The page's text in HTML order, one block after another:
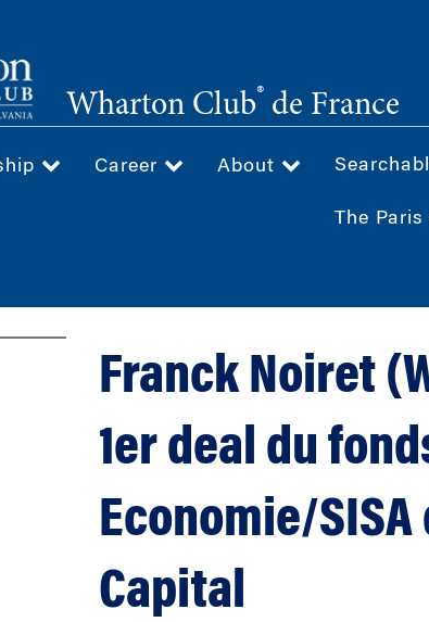
Wharton Club® de France
Career About
The
Franck Noiret
1er deal du
Economie/
Capital